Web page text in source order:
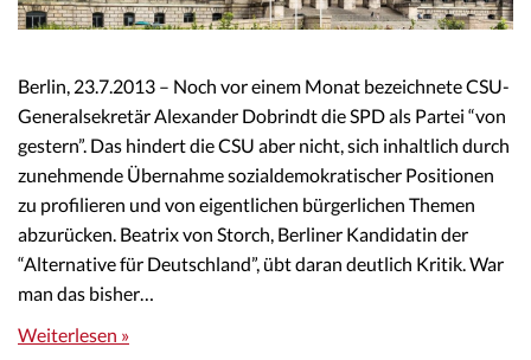
Berlin, 23.7.2013 – Noch vor einem Monat bezeichnete CSU-
Generalsekretär Alexander Dobrindt die SPD als Partei “von
gestern”. Das hindert die CSU aber nicht, sich inhaltlich durch
zunehmende Übernahme sozialdemokratischer Positionen
zu profilieren und von eigentlichen bürgerlichen Themen
abzurücken. Beatrix von Storch, Berliner Kandidatin der
“Alternative für Deutschland”, übt daran deutlich Kritik. War
man das bisher…
Weiterlesen »